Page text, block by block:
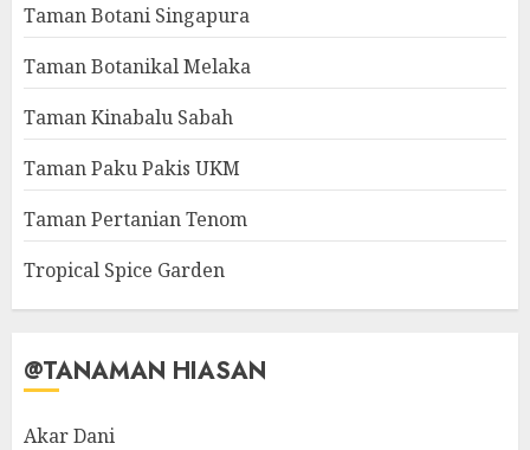
Taman Botani Singapura
Taman Botanikal Melaka
Taman Kinabalu Sabah
Taman Paku Pakis UKM
Taman Pertanian Tenom
Tropical Spice Garden
@TANAMAN HIASAN
Akar Dani